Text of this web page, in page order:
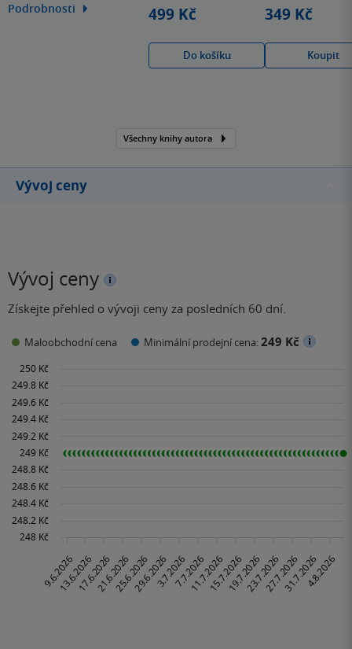
knihami až na přední…
Podrobnosti 499 Kč
Do košíku
349 Kč
Koupit
Všechny knihy autora
Vývoj ceny
Vývoj ceny
Získejte přehled o vývoji ceny za posledních 60 dní.
Maloobchodní cena Minimální prodejní cena:249 Kč